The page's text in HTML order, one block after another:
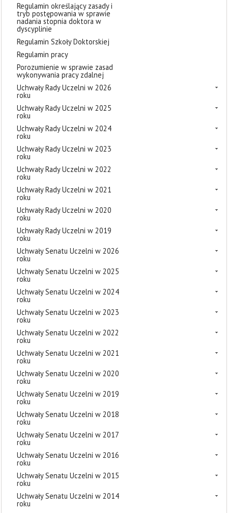
Regulamin określający zasady i
tryb postępowania w sprawie
nadania stopnia doktora w
dyscyplinie
Regulamin Szkoły Doktorskiej
Regulamin pracy
Porozumienie w sprawie zasad
wykonywania pracy zdalnej
Uchwały Rady Uczelni w 2026
roku
Uchwały Rady Uczelni w 2025
roku
Uchwały Rady Uczelni w 2024
roku
Uchwały Rady Uczelni w 2023
roku
Uchwały Rady Uczelni w 2022
roku
Uchwały Rady Uczelni w 2021
roku
Uchwały Rady Uczelni w 2020
roku
Uchwały Rady Uczelni w 2019
roku
Uchwały Senatu Uczelni w 2026
roku
Uchwały Senatu Uczelni w 2025
roku
Uchwały Senatu Uczelni w 2024
roku
Uchwały Senatu Uczelni w 2023
roku
Uchwały Senatu Uczelni w 2022
roku
Uchwały Senatu Uczelni w 2021
roku
Uchwały Senatu Uczelni w 2020
roku
Uchwały Senatu Uczelni w 2019
roku
Uchwały Senatu Uczelni w 2018
roku
Uchwały Senatu Uczelni w 2017
roku
Uchwały Senatu Uczelni w 2016
roku
Uchwały Senatu Uczelni w 2015
roku
Uchwały Senatu Uczelni w 2014
roku